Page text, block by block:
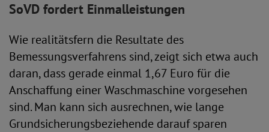
SoVD fordert Einmalleistungen
Wie realitätsfern die Resultate des
Bemessungsverfahrens sind, zeigt sich etwa auch
daran, dass gerade einmal 1,67 Euro für die
Anschaffung einer Waschmaschine vorgesehen
sind. Man kann sich ausrechnen, wie lange
Grundsicherungsbeziehende darauf sparen